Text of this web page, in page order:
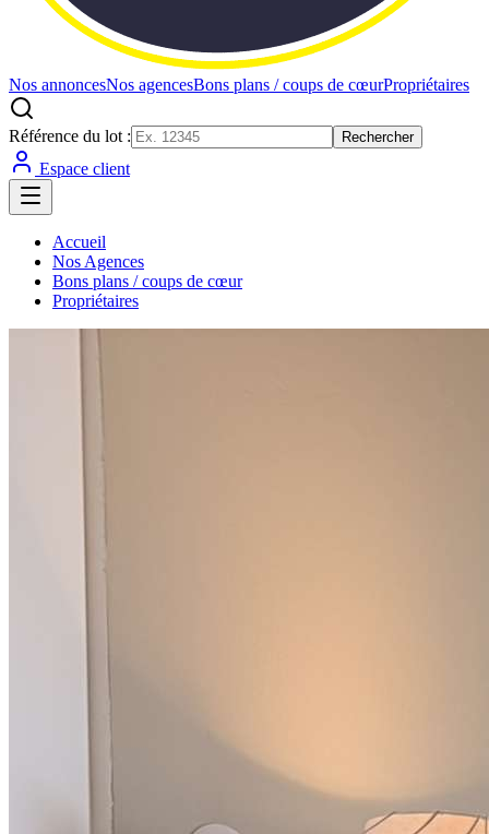
Nos annoncesNos agencesBons plans / coups de cœurPropriétaires
Référence du lot : Rechercher
Espace client
Accueil
Nos Agences
Bons plans / coups de cœur
Propriétaires